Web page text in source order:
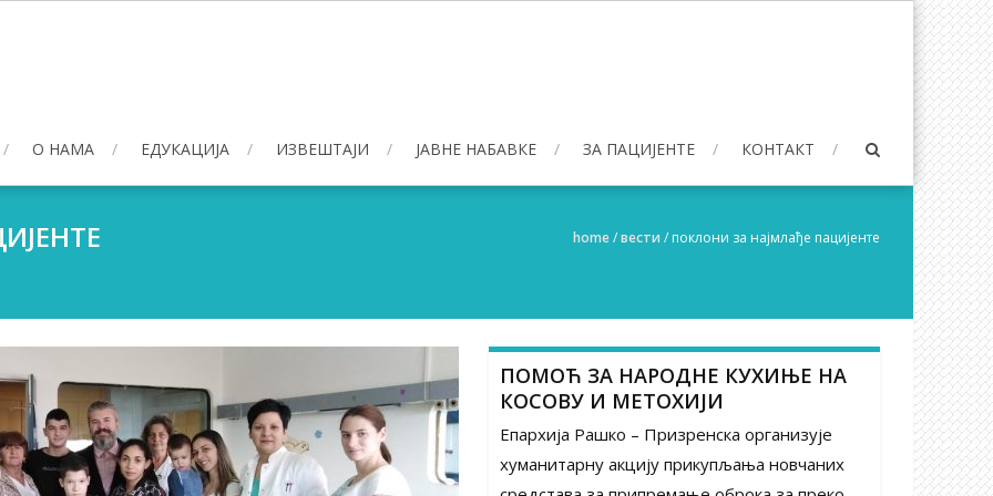
О НАМА ЕДУКАЦИЈА ИЗВЕШТАЈИ ЈАВНЕ НАБАВКЕ ЗА ПАЦИЈЕНТЕ КОНТАКТ
home/вести / поклони за најмлађе пацијенте
ПОМОЋ ЗА НАРОДНЕ КУХИЊЕ НА
КОСОВУ И МЕТОХИЈИ
Епархија Рашко – Призренска организује
хуманитарну акцију прикупљања новчаних